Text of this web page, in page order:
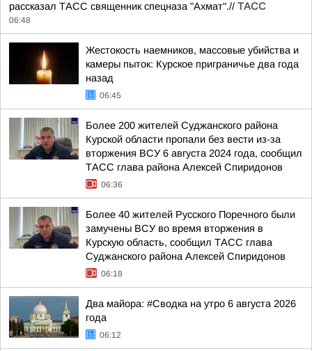
рассказал ТАСС священник спецназа "Ахмат".// ТАСС
06:48
Жестокость наемников, массовые убийства и
камеры пыток: Курское приграничье два года
назад
06:45
Более 200 жителей Суджанского района
Курской области пропали без вести из-за
вторжения ВСУ 6 августа 2024 года, сообщил
ТАСС глава района Алексей Спиридонов
06:36
Более 40 жителей Русского Поречного были
замучены ВСУ во время вторжения в
Курскую область, сообщил ТАСС глава
Суджанского района Алексей Спиридонов
06:18
Два майора: #Сводка на утро 6 августа 2026
года
06:12